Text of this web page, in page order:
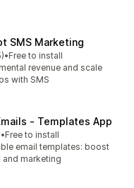
SMS Marketing
星
評價
•Free to install
revenue and scale
with SMS
‑ Templates App
星
評價
•Free to install
email templates: boost
and marketing